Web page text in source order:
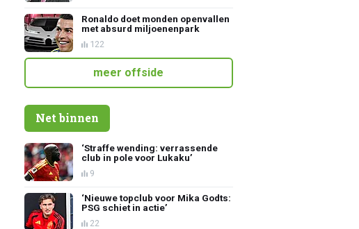
Ronaldo doet monden openvallen
met absurd miljoenenpark
122
meer offside
Net binnen
‘Straffe wending: verrassende
club in pole voor Lukaku’
9
‘Nieuwe topclub voor Mika Godts:
PSG schiet in actie’
22